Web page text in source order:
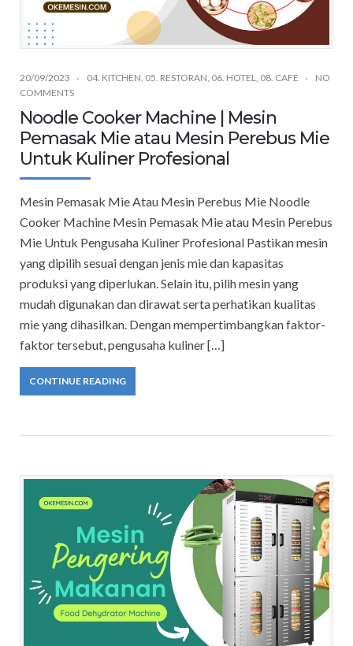
20/09/2023 04. KITCHEN, 05. RESTORAN, 06. HOTEL, 08. CAFE
NO
COMMENTS
Noodle Cooker Machine | Mesin
Pemasak Mie atau Mesin Perebus Mie
Untuk Kuliner Profesional
Mesin Pemasak Mie Atau Mesin Perebus Mie Noodle
Cooker Machine Mesin Pemasak Mie atau Mesin Perebus
Mie Untuk Pengusaha Kuliner Profesional Pastikan mesin
yang dipilih sesuai dengan jenis mie dan kapasitas
produksi yang diperlukan. Selain itu, pilih mesin yang
mudah digunakan dan dirawat serta perhatikan kualitas
mie yang dihasilkan. Dengan mempertimbangkan faktor-
faktor tersebut, pengusaha kuliner […]
CONTINUE READING